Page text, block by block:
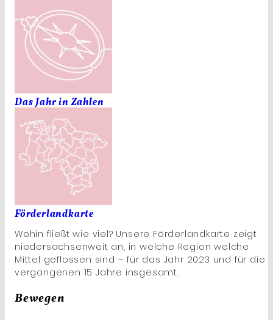
Das Jahr in Zahlen
Förderlandkarte
Wohin fließt wie viel? Unsere Förderlandkarte zeigt
niedersachsenweit an, in welche Region welche
Mittel geflossen sind – für das Jahr 2023 und für die
vergangenen 15 Jahre insgesamt.
Bewegen